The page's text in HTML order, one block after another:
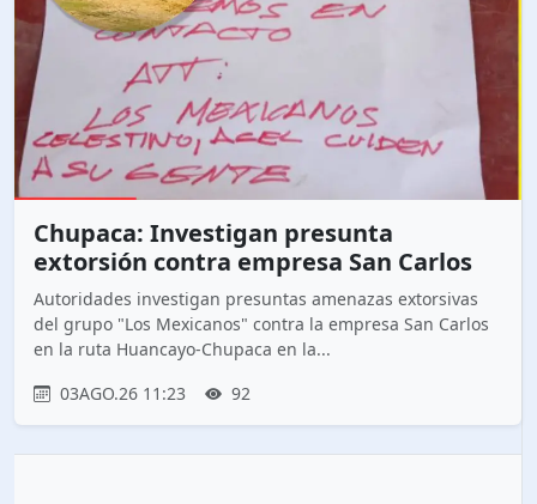
Chupaca: Investigan presunta
extorsión contra empresa San Carlos
Autoridades investigan presuntas amenazas extorsivas
del grupo "Los Mexicanos" contra la empresa San Carlos
en la ruta Huancayo-Chupaca en la...
03AGO.26 11:23
92